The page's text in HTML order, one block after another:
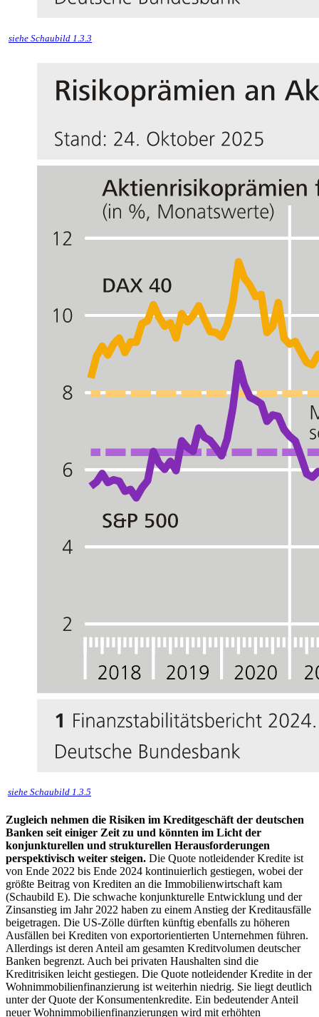
siehe Schaubild 1.3.3
siehe Schaubild 1.3.5
Zugleich nehmen die Risiken im Kreditgeschäft der deutschen
Banken seit einiger Zeit zu und könnten im Licht der
konjunkturellen und strukturellen Herausforderungen
perspektivisch weiter steigen. Die Quote notleidender Kredite ist
von Ende 2022 bis Ende 2024 kontinuierlich gestiegen, wobei der
größte Beitrag von Krediten an die Immobilienwirtschaft kam
(Schaubild E). Die schwache konjunkturelle Entwicklung und der
Zinsanstieg im Jahr 2022 haben zu einem Anstieg der Kreditausfälle
beigetragen. Die US-Zölle dürften künftig ebenfalls zu höheren
Ausfällen bei Krediten von exportorientierten Unternehmen führen.
Allerdings ist deren Anteil am gesamten Kreditvolumen deutscher
Banken begrenzt. Auch bei privaten Haushalten sind die
Kreditrisiken leicht gestiegen. Die Quote notleidender Kredite in der
Wohnimmobilienfinanzierung ist weiterhin niedrig. Sie liegt deutlich
unter der Quote der Konsumentenkredite. Ein bedeutender Anteil
neuer Wohnimmobilienfinanzierungen wird mit erhöhten